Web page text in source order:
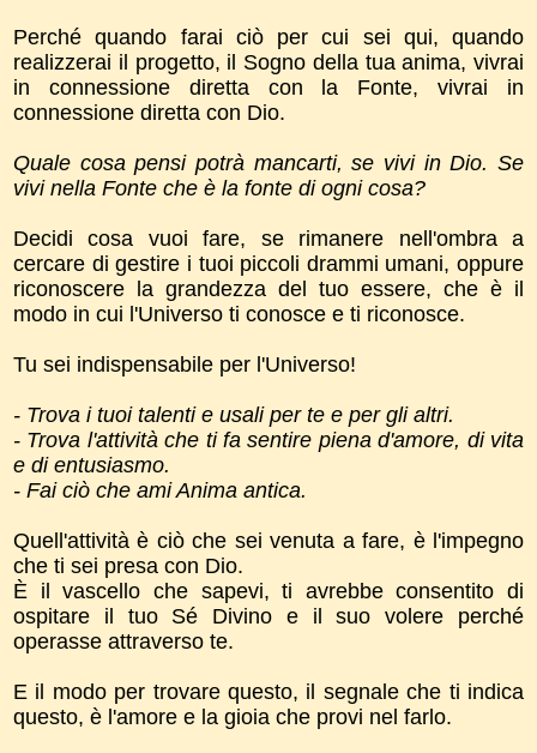
Perché quando farai ciò per cui sei qui, quando
realizzerai il progetto, il Sogno della tua anima, vivrai
in connessione diretta con la Fonte, vivrai in
connessione diretta con Dio.
Quale cosa pensi potrà mancarti, se vivi in Dio. Se
vivi nella Fonte che è la fonte di ogni cosa?
Decidi cosa vuoi fare, se rimanere nell'ombra a
cercare di gestire i tuoi piccoli drammi umani, oppure
riconoscere la grandezza del tuo essere, che è il
modo in cui l'Universo ti conosce e ti riconosce.
Tu sei indispensabile per l'Universo!
- Trova i tuoi talenti e usali per te e per gli altri.
- Trova l'attività che ti fa sentire piena d'amore, di vita
e di entusiasmo.
- Fai ciò che ami Anima antica.
Quell'attività è ciò che sei venuta a fare, è l'impegno
che ti sei presa con Dio.
È il vascello che sapevi, ti avrebbe consentito di
ospitare il tuo Sé Divino e il suo volere perché
operasse attraverso te.
E il modo per trovare questo, il segnale che ti indica
questo, è l'amore e la gioia che provi nel farlo.